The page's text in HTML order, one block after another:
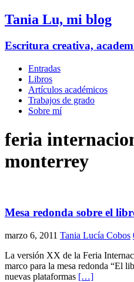
Tania Lu, mi blog
Escritura creativa,
Entradas
Libros
Artículos académicos
Trabajos de grado
Sobre mí
feria
monterrey
Mesa redonda sobre el
marzo 6, 2011 Tania Lucía Cobos
La versión XX de la Feria
marco para la mesa redonda “El
nuevas plataformas […]